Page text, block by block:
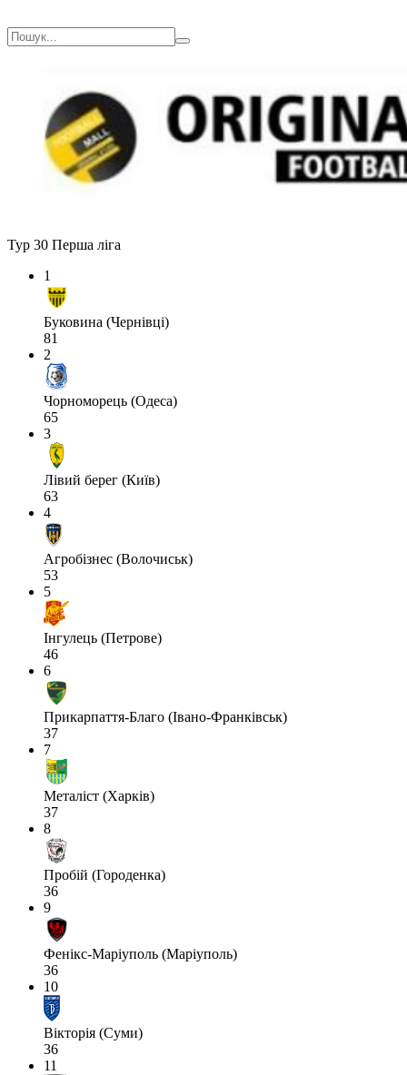
Тур 30 Перша ліга
1
Буковина (Чернівці)
81
2
Чорноморець (Одеса)
65
3
Лівий берег (Київ)
63
4
Агробізнес (Волочиськ)
53
5
Інгулець (Петрове)
46
6
Прикарпаття-Благо (Івано-Франківськ)
37
7
Металіст (Харків)
37
8
Пробій (Городенка)
36
9
Фенікс-Маріуполь (Маріуполь)
36
10
Вікторія (Суми)
36
11